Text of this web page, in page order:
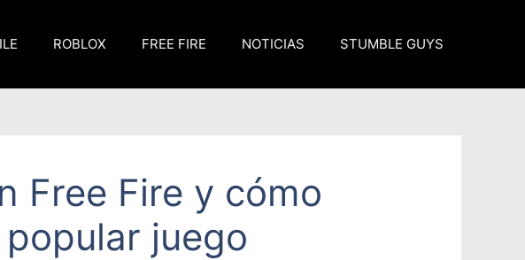
ROBLOX FREE FIRE NOTICIAS STUMBLE GUYS
Free Fire y cómo
juego